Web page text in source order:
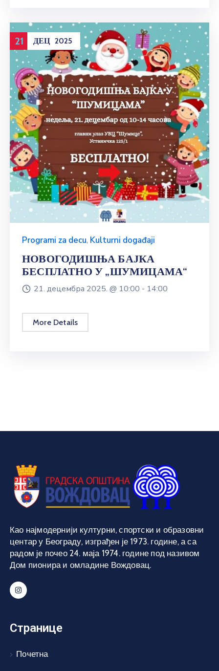
21 ДЕЦ 2025
Programi za decu, Kulturni događaji
НОВОГОДИШЊА БАЈКА
БЕСПЛАТНО У „ШУМИЦАМА“
21. децембра 2025. @ 10:00 - 14:00
More Details
Као најмодернији културни, спортски и образовни
центар у Београду, изграђен је 1973. године, а са
радом је почео 24. маја 1974. године под називом
Дом пионира и омладине Вождовац.
Странице
Почетна